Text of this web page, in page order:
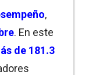
,
. En este
de 181.3